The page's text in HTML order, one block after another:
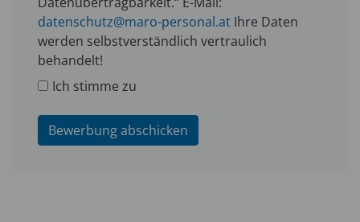
datenschutz@maro-personal.at Ihre Daten
werden selbstverständlich vertraulich
behandelt!
Ich stimme zu
Bewerbung abschicken